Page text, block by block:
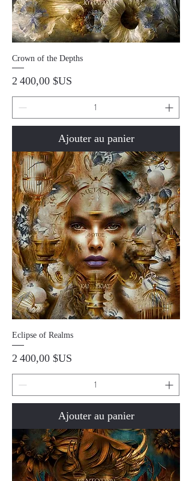
Crown of the Depths
Prix
2 400,00 $US
Ajouter au panier
Eclipse of Realms
Prix
2 400,00 $US
Ajouter au panier